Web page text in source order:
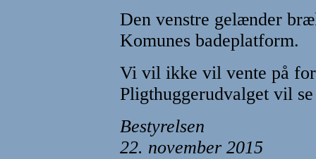
Den venstre gelænder
Komunes badeplatform.
Vi vil ikke vil vente på
Pligthuggerudvalget vil
Bestyrelsen
22. november 2015